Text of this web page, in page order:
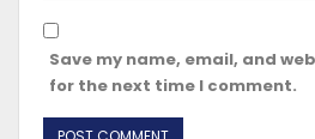
Save my name, email, and
for the next time I comment.